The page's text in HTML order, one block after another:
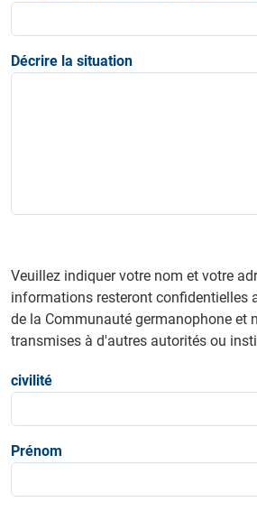
Décrire la situation
Veuillez indiquer votre nom et votre
informations resteront confidentielles
de la Communauté germanophone et
transmises à d'autres autorités ou
civilité
Prénom